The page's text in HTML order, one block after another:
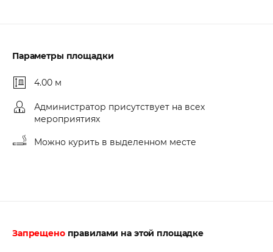
Параметры площадки
4.00 м
Администратор присутствует на всех
мероприятиях
Можно курить в выделенном месте
Запрещеноправилами на этой площадке